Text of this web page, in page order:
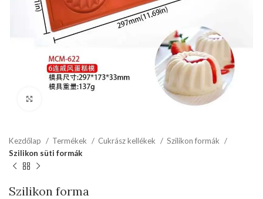
Kezdőlap Termékek Cukrász kellékek
Szilikon formák
Szilikon süti formák
Szilikon forma